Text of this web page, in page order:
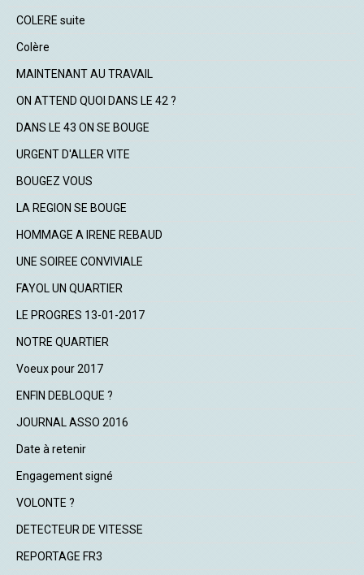
COLERE suite
Colère
MAINTENANT AU TRAVAIL
ON ATTEND QUOI DANS LE 42 ?
DANS LE 43 ON SE BOUGE
URGENT D'ALLER VITE
BOUGEZ VOUS
LA REGION SE BOUGE
HOMMAGE A IRENE REBAUD
UNE SOIREE CONVIVIALE
FAYOL UN QUARTIER
LE PROGRES 13-01-2017
NOTRE QUARTIER
Voeux pour 2017
ENFIN DEBLOQUE ?
JOURNAL ASSO 2016
Date à retenir
Engagement signé
VOLONTE ?
DETECTEUR DE VITESSE
REPORTAGE FR3